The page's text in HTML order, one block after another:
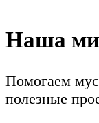
Наша
Помогаем
полезные